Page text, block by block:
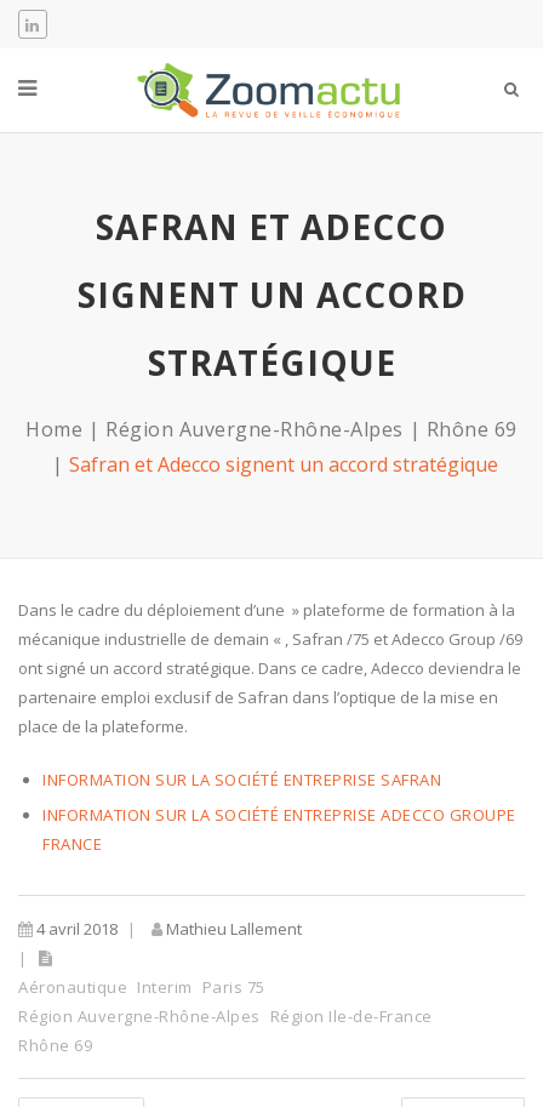
SAFRAN ET ADECCO
SIGNENT UN ACCORD
STRATÉGIQUE
Home Région Auvergne-Rhône-Alpes
Rhône 69
Safran et Adecco signent un accord stratégique
Dans le cadre du déploiement d’une » plateforme de formation à la
mécanique industrielle de demain « , Safran /75 et Adecco Group /69
ont signé un accord stratégique. Dans ce cadre, Adecco deviendra le
partenaire emploi exclusif de Safran dans l’optique de la mise en
place de la plateforme.
INFORMATION SUR LA SOCIÉTÉ ENTREPRISE SAFRAN
INFORMATION SUR LA SOCIÉTÉ ENTREPRISE ADECCO GROUPE
FRANCE
4 avril 2018 Mathieu Lallement
Aéronautique Interim
Paris 75
Région Auvergne-Rhône-Alpes
Région Ile-de-France
Rhône 69